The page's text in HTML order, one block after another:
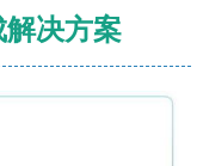
决方案